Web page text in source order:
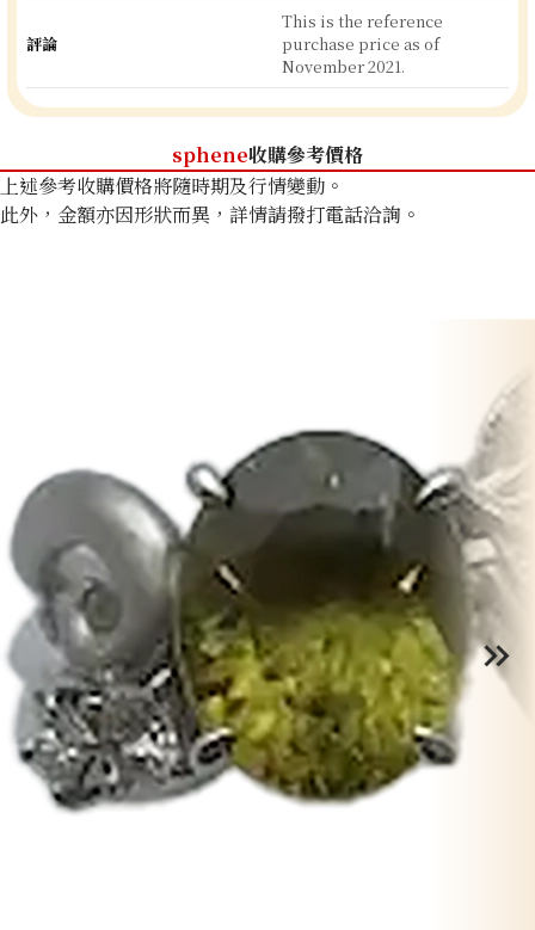
評論
This is the reference
purchase price as of
November 2021.
sphene收購參考價格
上述參考收購價格將隨時期及行情變動。
此外，金額亦因形狀而異，詳情請撥打電話洽詢。